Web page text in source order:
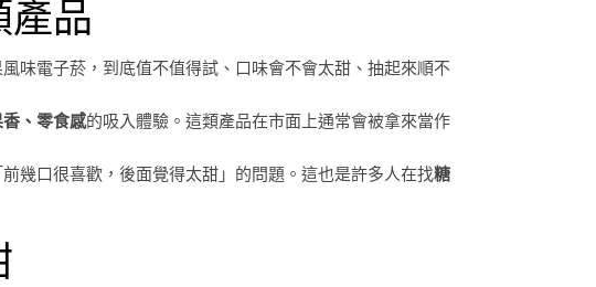
品
味電子菸，到底值不值得試、口味會不會太甜、抽起來順不
、零食感的吸入體驗。這類產品在市面上通常會被拿來當作
幾口很喜歡，後面覺得太甜」的問題。這也是許多人在找糖